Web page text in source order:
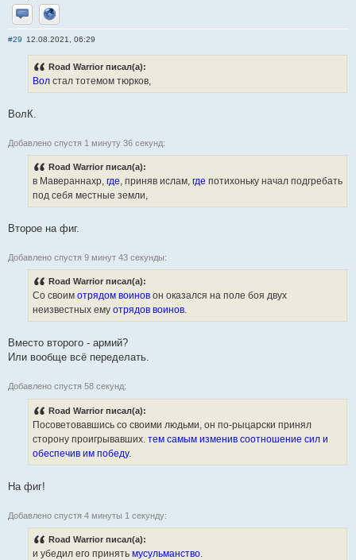
Отправить личное сообщение
Сайт
#29 12.08.2021, 06:29
Road Warrior писал(а):
Вол стал тотемом тюрков,
ВолК.
Добавлено спустя 1 минуту 36 секунд:
Road Warrior писал(а):
в Мавераннахр, где, приняв ислам, где потихоньку начал подгребать
под себя местные земли,
Второе на фиг.
Добавлено спустя 9 минут 43 секунды:
Road Warrior писал(а):
Со своим отрядом воинов он оказался на поле боя двух
неизвестных ему отрядов воинов.
Вместо второго - армий?
Или вообще всё переделать.
Добавлено спустя 58 секунд:
Road Warrior писал(а):
Посоветовавшись со своими людьми, он по-рыцарски принял
сторону проигрывавших. тем самым изменив соотношение сил и
обеспечив им победу.
На фиг!
Добавлено спустя 4 минуты 1 секунду:
Road Warrior писал(а):
и убедил его принять мусульманство